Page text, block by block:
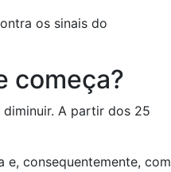
os sinais do
começa?
diminuir. A partir dos 25
e, consequentemente, com